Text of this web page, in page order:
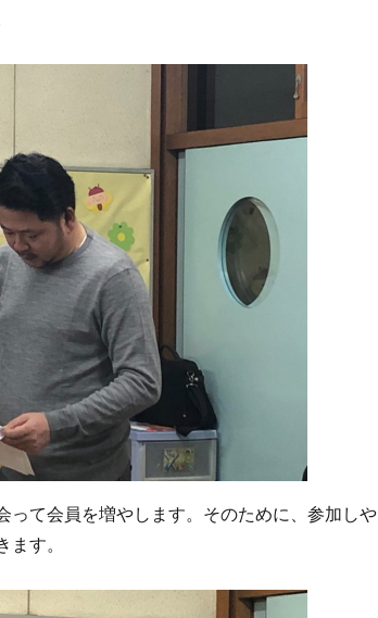
って会員を増やします。そのために、参加しや
す。